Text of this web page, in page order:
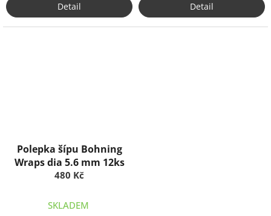
Detail Detail
Polepka šípu Bohning
Wraps dia 5.6 mm 12ks
480 Kč
SKLADEM